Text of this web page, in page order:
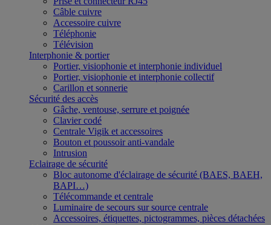
Câble cuivre
Accessoire cuivre
Téléphonie
Télévision
Interphonie & portier
Portier, visiophonie et interphonie individuel
Portier, visiophonie et interphonie collectif
Carillon et sonnerie
Sécurité des accès
Gâche, ventouse, serrure et poignée
Clavier codé
Centrale Vigik et accessoires
Bouton et poussoir anti-vandale
Intrusion
Eclairage de sécurité
Bloc autonome d'éclairage de sécurité (BAES, BAEH,
BAPI…)
Télécommande et centrale
Luminaire de secours sur source centrale
Accessoires, étiquettes, pictogrammes, pièces détachées